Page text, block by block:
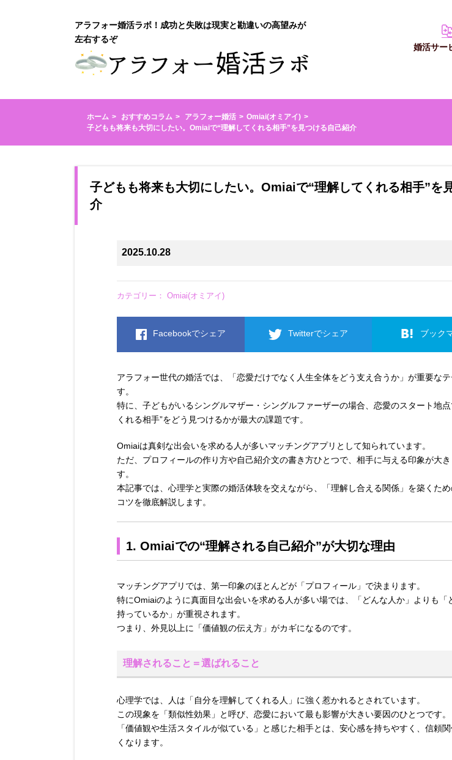
アラフォー婚活ラボ！成功と失敗は現実と勘違いの高望みが
左右するぞ
婚活サー
ホーム おすすめコラム アラフォー婚活
Omiai(オミアイ)
子どもも将来も大切にしたい。Omiaiで“理解してくれる相手”を見つける自己紹介
子どもも将来も大切にしたい。Omiaiで“理解してくれる相手”を
介
2025.10.28
カテゴリー： Omiai(オミアイ)
Facebookでシェア Twitterでシェア ブック
アラフォー世代の婚活では、「恋愛だけでなく人生全体をどう支え合うか」が重要なテ
す。
特に、子どもがいるシングルマザー・シングルファーザーの場合、恋愛のスタート地点
くれる相手”をどう見つけるかが最大の課題です。
Omiaiは真剣な出会いを求める人が多いマッチングアプリとして知られています。
ただ、プロフィールの作り方や自己紹介文の書き方ひとつで、相手に与える印象が大き
す。
本記事では、心理学と実際の婚活体験を交えながら、「理解し合える関係」を築くた
コツを徹底解説します。
1. Omiaiでの“理解される自己紹介”が大切な理由
マッチングアプリでは、第一印象のほとんどが「プロフィール」で決まります。
特にOmiaiのように真面目な出会いを求める人が多い場では、「どんな人か」よりも「
持っているか」が重視されます。
つまり、外見以上に「価値観の伝え方」がカギになるのです。
理解されること＝選ばれること
心理学では、人は「自分を理解してくれる人」に強く惹かれるとされています。
この現象を「類似性効果」と呼び、恋愛において最も影響が大きい要因のひとつです。
「価値観や生活スタイルが似ている」と感じた相手とは、安心感を持ちやすく、信頼
くなります。